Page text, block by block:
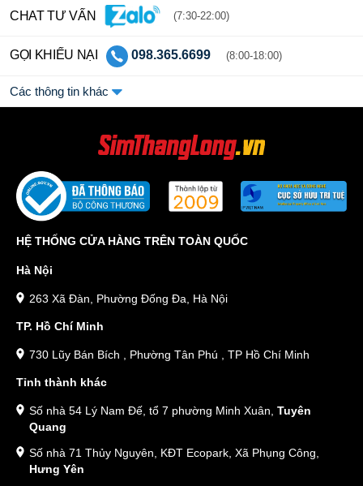
CHAT TƯ VẤN (7:30-22:00)
GỌI KHIẾU NẠI 098.365.6699 (8:00-18:00)
Các thông tin khác
HỆ THỐNG CỬA HÀNG TRÊN TOÀN QUỐC
Hà Nội
263 Xã Đàn, Phường Đống Đa, Hà Nội
TP. Hồ Chí Minh
730 Lũy Bán Bích , Phường Tân Phú , TP Hồ Chí Minh
Tỉnh thành khác
Số nhà 54 Lý Nam Đế, tổ 7 phường Minh Xuân, Tuyên
Quang
Số nhà 71 Thủy Nguyên, KĐT Ecopark, Xã Phụng Công,
Hưng Yên